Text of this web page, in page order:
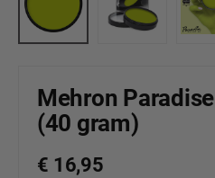
Mehron
(40 gram)
€ 16,95